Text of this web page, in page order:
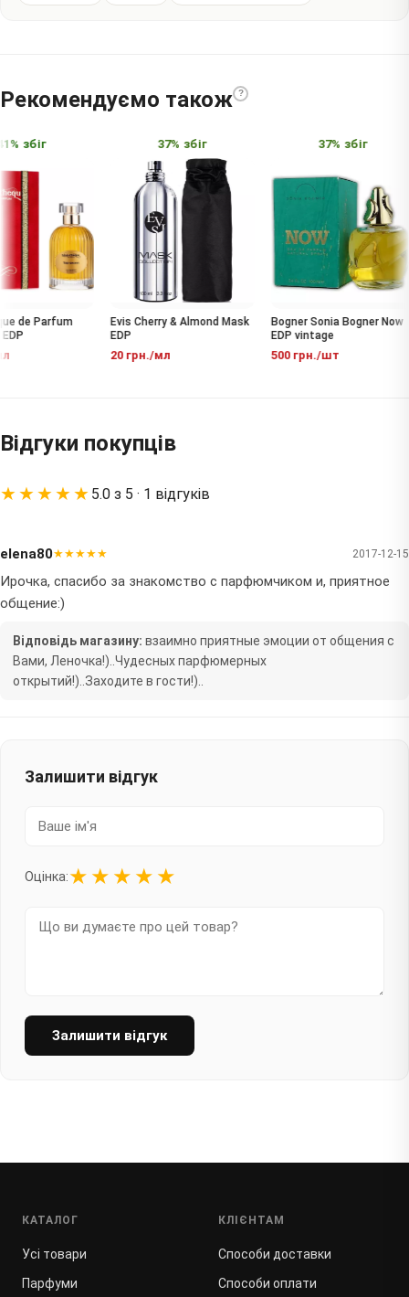
Рекомендуємо також ?
збіг
de Parfum
37% збіг
Evis Cherry & Almond Mask
EDP
20 грн./мл
37% збіг
Bogner Sonia Bogner Now
EDP vintage
500 грн./шт
Відгуки покупців
★★★★★ 5.0 з 5 · 1 відгуків
elena80★★★★★ 2017-12-15
Ирочка, спасибо за знакомство с парфюмчиком и, приятное
общение:)
Відповідь магазину: взаимно приятные эмоции от общения с
Вами, Леночка!)..Чудесных парфюмерных
открытий!)..Заходите в гости!)..
Залишити відгук
Оцінка:★ ★ ★ ★ ★
Залишити відгук
КАТАЛОГ
Усі товари
Парфуми
КЛІЄНТАМ
Способи доставки
Способи оплати